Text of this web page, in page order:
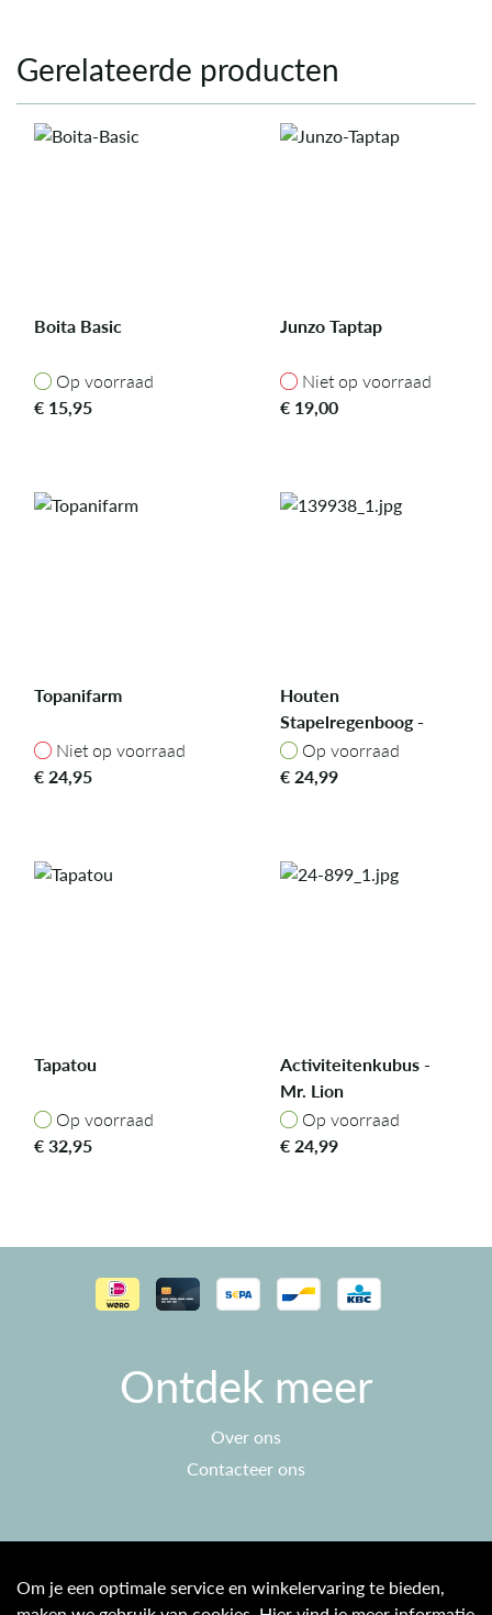
Gerelateerde producten
Boita Basic
Op voorraad
Op voorraad
€ 15,95
Junzo Taptap
Niet op voorraad
Niet op voorraad
€ 19,00
Topanifarm
Niet op voorraad
Niet op voorraad
€24,95
Houten
Stapelregenboog -
Mrs. Cat
Op voorraad
Op voorraad
€24,99
Tapatou
Op voorraad
Op voorraad
€32,95
Activiteitenkubus -
Mr. Lion
Op voorraad
Op voorraad
€24,99
Ontdek meer
Over ons
Contacteer ons
Om je een optimale service en winkelervaring te bieden,